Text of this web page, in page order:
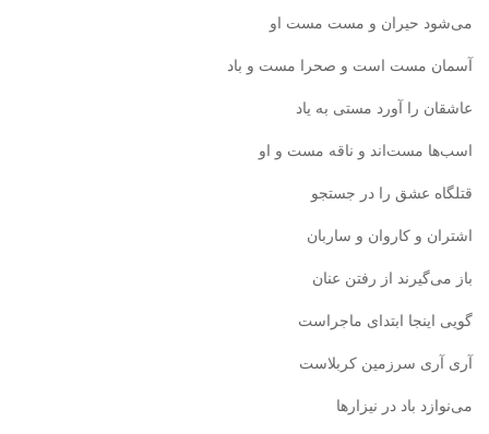
می‌شود حیران و مست مست او
آسمان مست است و صحرا مست و باد
عاشقان را آورد مستی به یاد
اسب‌ها مست‌اند و ناقه مست و او
قتلگاه عشق را در جستجو
اشتران و کاروان و ساربان
باز می‌گیرند از رفتن عنان
گویی اینجا ابتدای ماجراست
آری آری سرزمین کربلاست
می‌نوازد باد در نیزارها